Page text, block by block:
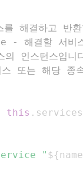
this . services
" ${name